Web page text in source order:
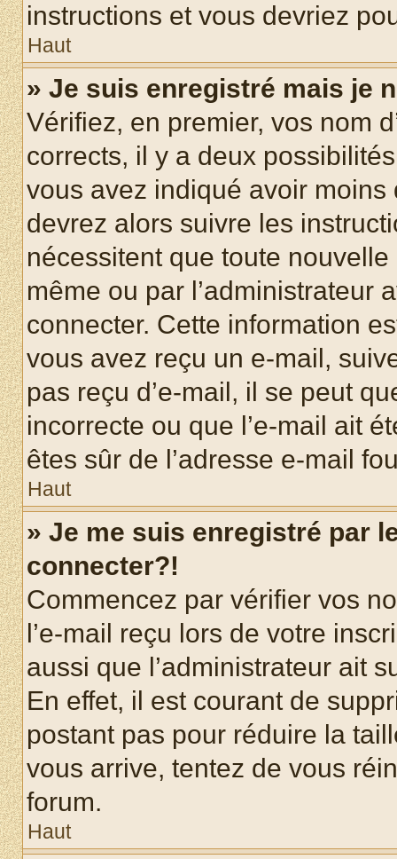
instructions et vous devriez
Haut
» Je suis enregistré mais je
Vérifiez, en premier, vos nom
corrects, il y a deux
vous avez indiqué avoir moins
devrez alors suivre les
nécessitent que toute
même ou par l’administrateur
connecter. Cette information
vous avez reçu un e-mail,
pas reçu d’e-mail, il se peut
incorrecte ou que l’e-mail ait
êtes sûr de l’adresse e-mail
Haut
» Je me suis enregistré par
connecter?!
Commencez par vérifier vos
l’e-mail reçu lors de votre
aussi que l’administrateur ait
En effet, il est courant de
postant pas pour réduire la
vous arrive, tentez de vous
forum.
Haut